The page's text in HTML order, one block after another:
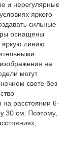
и нерегулярные
яркого
сильные
оснащены
линию
на
могут
свете без
на расстоянии 6-
30 см. Поэтому,